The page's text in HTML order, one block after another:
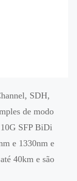
SDH,
de modo
SFP BiDi
e 1330nm e
40km e são